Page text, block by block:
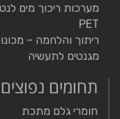
מערכות ריכוך מים
PET
ריתוך והלחמה –
מגנטים לתעשיה
תחומים נפוצים
חומרי גלם מתכת